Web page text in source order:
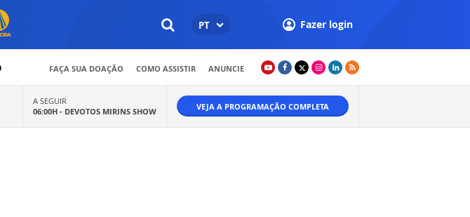
PT Fazer login
FAÇA SUA DOAÇÃO COMO ASSISTIR ANUNCIE
A SEGUIR
06:00H - DEVOTOS MIRINS SHOW VEJA A PROGRAMAÇÃO COMPLETA